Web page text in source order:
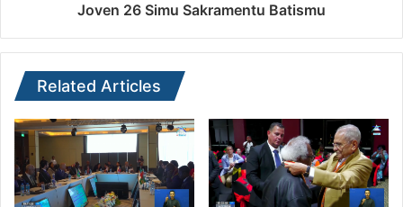
Joven 26 Simu Sakramentu Batismu
Related Articles